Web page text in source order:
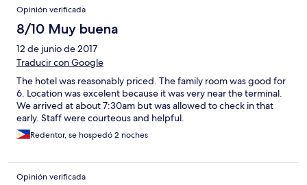
Opinión verificada
8/10 Muy buena
12 de junio de 2017
Traducir con Google
The hotel was reasonably priced. The family room was good for
6. Location was excelent because it was very near the terminal.
We arrived at about 7:30am but was allowed to check in that
early. Staff were courteous and helpful.
Redentor, se hospedó 2 noches
Opinión verificada